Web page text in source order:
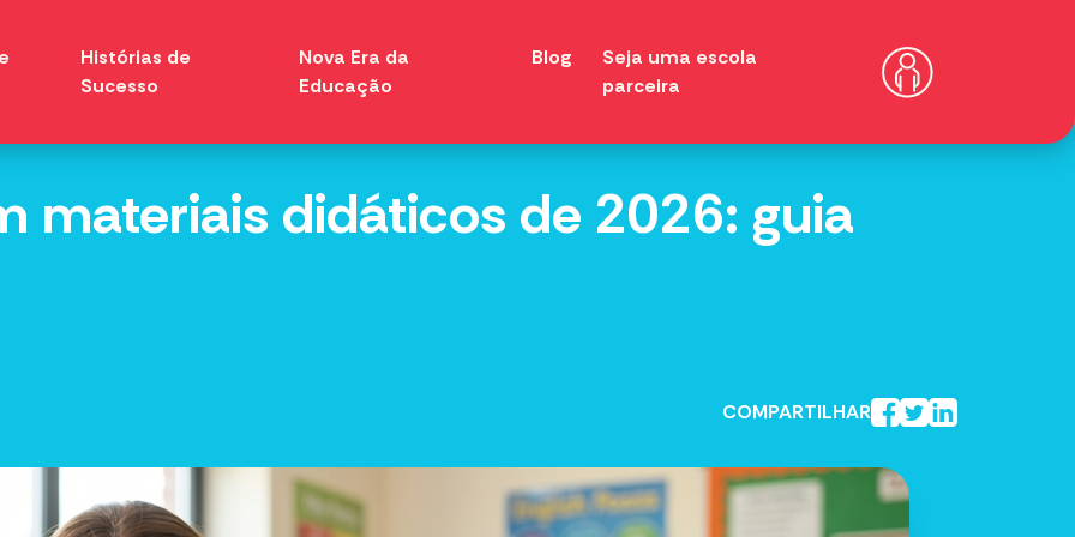
Histórias de
Sucesso
Nova Era da
Educação
Blog
Seja uma escola
parceira
materiais didáticos de 2026: guia
COMPARTILHAR